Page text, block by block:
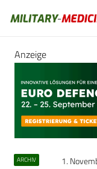
Anzeige
ARCHIV 1.